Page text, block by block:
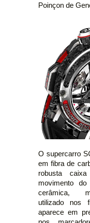
Poinçon de
O supercarro
em fibra de
robusta
movimento
cerâmica,
utilizado nos
aparece em